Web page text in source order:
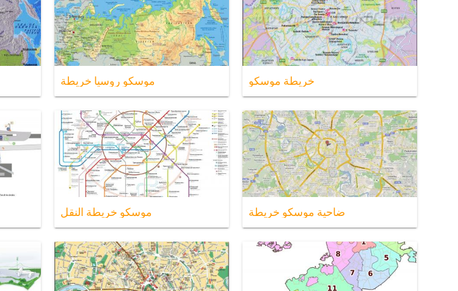
موسكو روسيا خريطة خريطة موسكو
موسكو خريطة النقل ضاحية موسكو خريطة